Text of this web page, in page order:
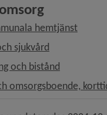
hemtjänst
sjukvård
och bistånd
omsorgsboende,